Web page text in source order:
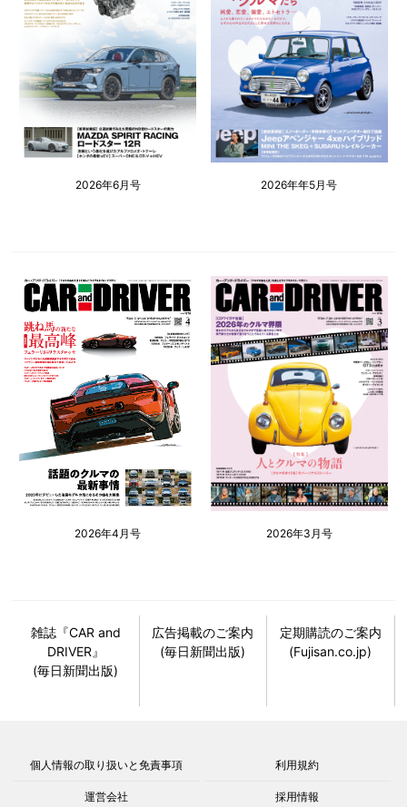
2026年6月号 2026年年5月号
2026年4月号 2026年3月号
雑誌『CAR and
DRIVER』
(毎日新聞出版)
広告掲載のご案内
(毎日新聞出版)
定期購読のご案内
(Fujisan.co.jp)
個人情報の取り扱いと免責事項 利用規約
運営会社 採用情報